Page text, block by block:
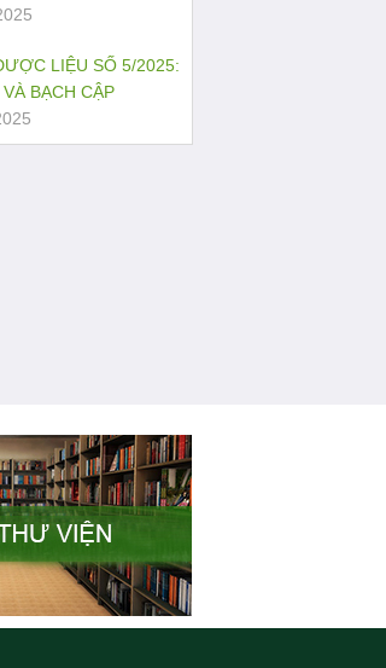
LIỆU SỐ 5/2025:
BẠCH CẬP